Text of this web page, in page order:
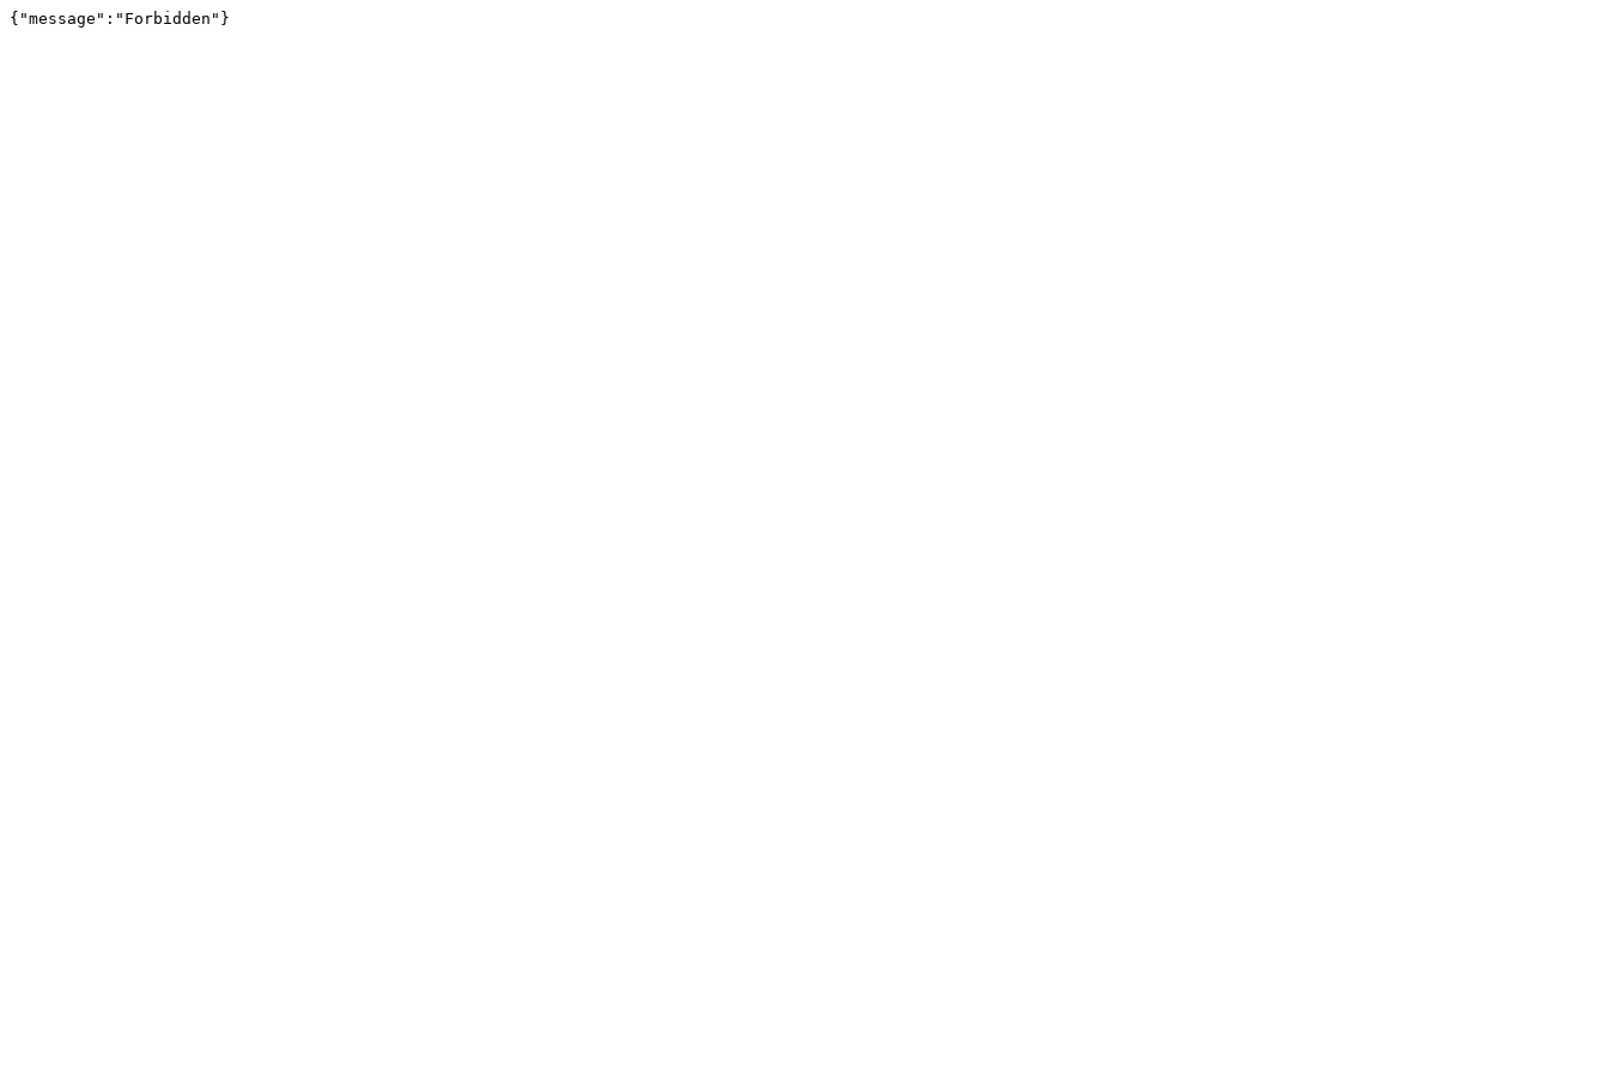
{"message":"Forbidden"}